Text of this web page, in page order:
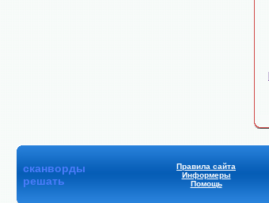
сканворды
решать
Правила сайта
Информеры
Помощь